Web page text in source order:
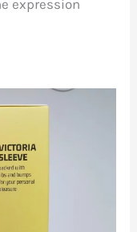
expression